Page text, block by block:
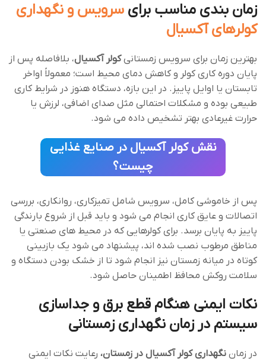
زمان ‌بندی مناسب برای سرویس و نگهداری
کولرهای آکسیال
بهترین زمان برای سرویس زمستانیکولر آکسیال، بلافاصله پس از
پایان دوره کاری کولر و کاهش دمای محیط است؛ معمولاً اواخر
تابستان یا اوایل پاییز. در این بازه، دستگاه هنوز در شرایط کاری
طبیعی بوده و مشکلات احتمالی مثل صدای اضافی، لرزش یا
حرارت غیرعادی بهتر تشخیص داده می ‌شود.
نقش کولر آکسیال در صنایع غذایی
چیست؟
پس از خاموشی کامل، سرویس شامل تمیزکاری، روانکاری، بررسی
اتصالات و عایق‌ کاری انجام می ‌شود و باید قبل از شروع بارندگی
پاییز به پایان برسد. برای کولرهایی که در محیط‌ های صنعتی یا
مناطق مرطوب نصب شده‌ اند، پیشنهاد می ‌شود یک بازبینی
کوتاه در میانه زمستان نیز انجام شود تا از خشک ‌بودن دستگاه و
سلامت روکش محافظ اطمینان حاصل شود.
نکات ایمنی هنگام قطع برق و جداسازی
سیستم در زمان نگهداری زمستانی
در زمان نگهداری کولر آکسیال در زمستان، رعایت نکات ایمنی